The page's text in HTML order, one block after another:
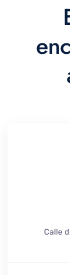
Calle